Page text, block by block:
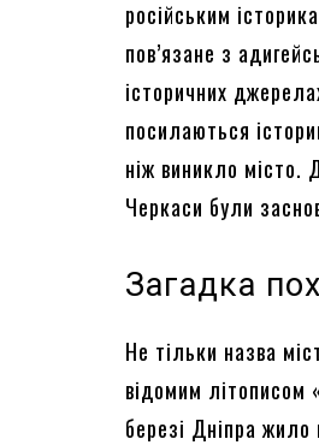
російським
пов’язане з
історичних
посилаються
ніж виникло місто.
Черкаси були
Загадка
Не тільки назва
відомим літописом
березі Дніпра